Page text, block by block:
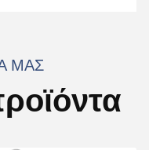
ΜΑΣ